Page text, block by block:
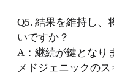
Q5. 結果を維持し、
いですか？
A：継続が鍵となり
メドジェニックの